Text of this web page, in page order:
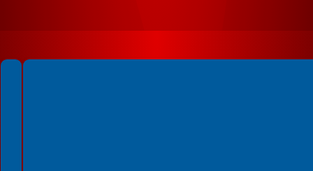
Spełniamy standardy WCAG 2.2
Spełniamy standardy W3C